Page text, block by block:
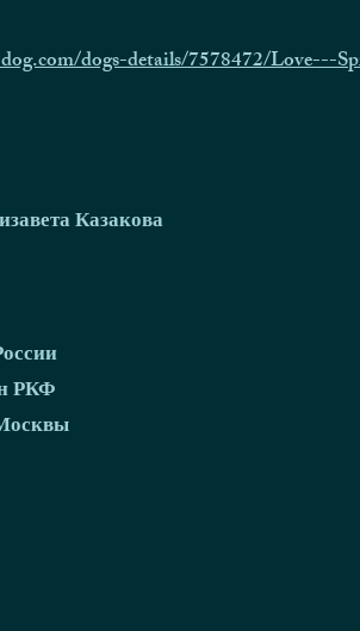
dogs-details/7578472/Love---
Казакова
РКФ